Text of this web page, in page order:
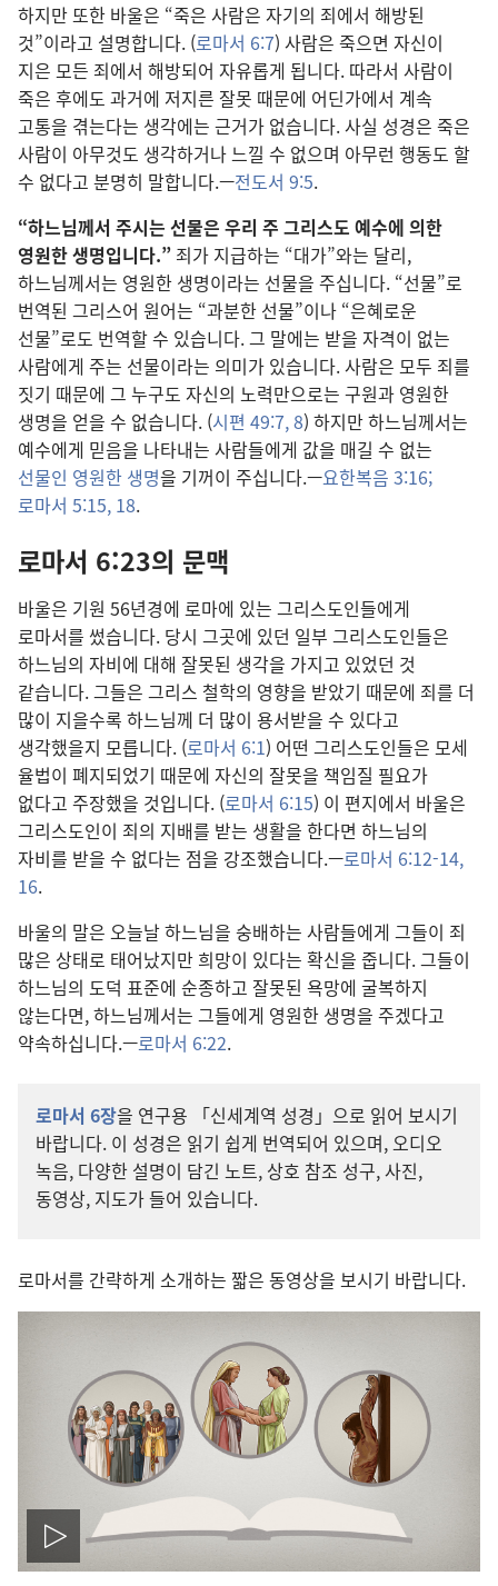
하지만 또한 바울은 “죽은 사람은 자기의 죄에서 해방된
것”이라고 설명합니다. (로마서 6:7) 사람은 죽으면 자신이
지은 모든 죄에서 해방되어 자유롭게 됩니다. 따라서 사람이
죽은 후에도 과거에 저지른 잘못 때문에 어딘가에서 계속
고통을 겪는다는 생각에는 근거가 없습니다. 사실 성경은 죽은
사람이 아무것도 생각하거나 느낄 수 없으며 아무런 행동도 할
수 없다고 분명히 말합니다.—전도서 9:5.
“하느님께서 주시는 선물은 우리 주 그리스도 예수에 의한
영원한 생명입니다.” 죄가 지급하는 “대가”와는 달리,
하느님께서는 영원한 생명이라는 선물을 주십니다. “선물”로
번역된 그리스어 원어는 “과분한 선물”이나 “은혜로운
선물”로도 번역할 수 있습니다. 그 말에는 받을 자격이 없는
사람에게 주는 선물이라는 의미가 있습니다. 사람은 모두 죄를
짓기 때문에 그 누구도 자신의 노력만으로는 구원과 영원한
생명을 얻을 수 없습니다. (시편 49:7, 8) 하지만 하느님께서는
예수에게 믿음을 나타내는 사람들에게 값을 매길 수 없는
선물인 영원한 생명을 기꺼이 주십니다.—요한복음 3:16;
로마서 5:15, 18.
로마서 6:23의 문맥
바울은 기원 56년경에 로마에 있는 그리스도인들에게
로마서를 썼습니다. 당시 그곳에 있던 일부 그리스도인들은
하느님의 자비에 대해 잘못된 생각을 가지고 있었던 것
같습니다. 그들은 그리스 철학의 영향을 받았기 때문에 죄를 더
많이 지을수록 하느님께 더 많이 용서받을 수 있다고
생각했을지 모릅니다. (로마서 6:1) 어떤 그리스도인들은 모세
율법이 폐지되었기 때문에 자신의 잘못을 책임질 필요가
없다고 주장했을 것입니다. (로마서 6:15) 이 편지에서 바울은
그리스도인이 죄의 지배를 받는 생활을 한다면 하느님의
자비를 받을 수 없다는 점을 강조했습니다.—로마서 6:12-14,
16.
바울의 말은 오늘날 하느님을 숭배하는 사람들에게 그들이 죄
많은 상태로 태어났지만 희망이 있다는 확신을 줍니다. 그들이
하느님의 도덕 표준에 순종하고 잘못된 욕망에 굴복하지
않는다면, 하느님께서는 그들에게 영원한 생명을 주겠다고
약속하십니다.—로마서 6:22.
로마서 6장을 연구용 「신세계역 성경」으로 읽어 보시기
바랍니다. 이 성경은 읽기 쉽게 번역되어 있으며, 오디오
녹음, 다양한 설명이 담긴 노트, 상호 참조 성구, 사진,
동영상, 지도가 들어 있습니다.
로마서를 간략하게 소개하는 짧은 동영상을 보시기 바랍니다.
동